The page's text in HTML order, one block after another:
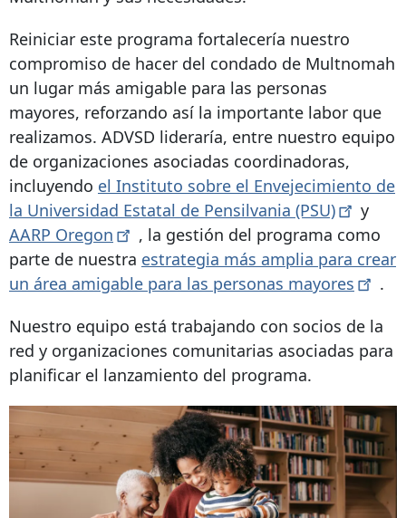
Reiniciar este programa fortalecería nuestro
compromiso de hacer del condado de Multnomah
un lugar más amigable para las personas
mayores, reforzando así la importante labor que
realizamos. ADVSD lideraría, entre nuestro equipo
de organizaciones asociadas coordinadoras,
incluyendo el Instituto sobre el Envejecimiento de
la Universidad Estatal de Pensilvania (PSU)
y
AARP Oregon
, la gestión del programa como
parte de nuestra estrategia más amplia para crear
un área amigable para las personas mayores
.
Nuestro equipo está trabajando con socios de la
red y organizaciones comunitarias asociadas para
planificar el lanzamiento del programa.